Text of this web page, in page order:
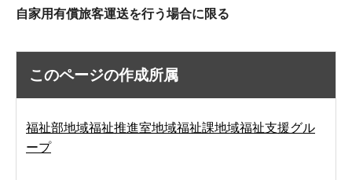
自家用有償旅客運送を行う場合に限る
このページの作成所属
福祉部地域福祉推進室地域福祉課地域福祉支援グル
ープ